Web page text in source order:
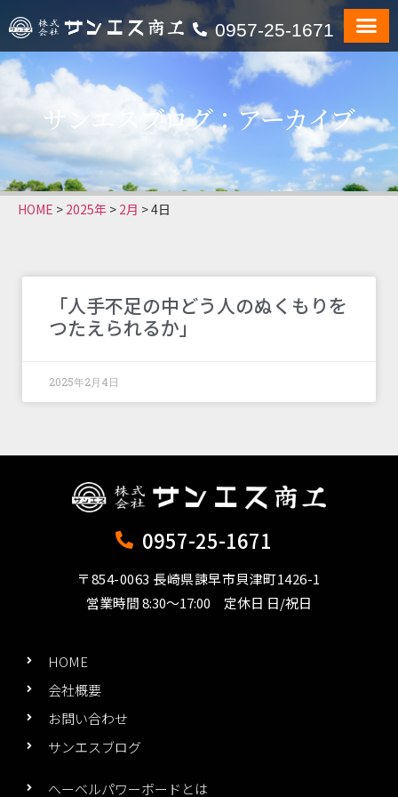
0957-25-1671
サンエスブログ：アーカイブ
HOME > 2025年 > 2月 >4日
「人手不足の中どう人のぬくもりを
つたえられるか」
2025年2月4日
0957-25-1671
〒854-0063 長崎県諫早市貝津町1426-1
営業時間 8:30～17:00 定休日 日/祝日
HOME
会社概要
お問い合わせ
サンエスブログ
へーベルパワーボードとは